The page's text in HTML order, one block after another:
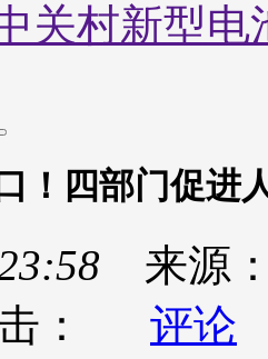
关村新型电
！四部门促进
来源
：
评论